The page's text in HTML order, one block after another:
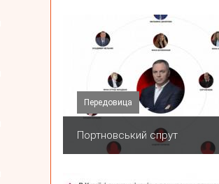
Передовица
Портновський спрут